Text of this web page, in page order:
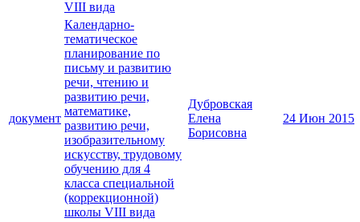
VIII вида
документ
Календарно-
тематическое
планирование по
письму и развитию
речи, чтению и
развитию речи,
математике,
развитию речи,
изобразительному
искусству, трудовому
обучению для 4
класса специальной
(коррекционной)
школы VIII вида
Дубровская
Елена
Борисовна
24 Июн 2015